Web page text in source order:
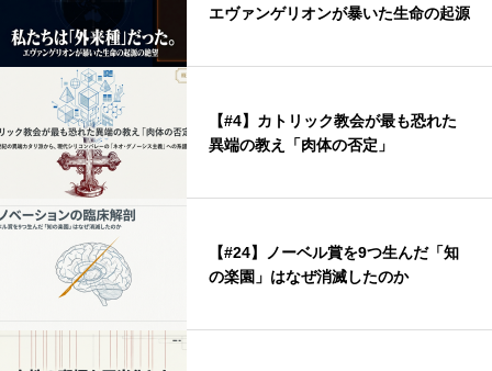
エヴァンゲリオンが暴いた生命の起源
【#4】カトリック教会が最も恐れた
異端の教え「肉体の否定」
【#24】ノーベル賞を9つ生んだ「知
の楽園」はなぜ消滅したのか